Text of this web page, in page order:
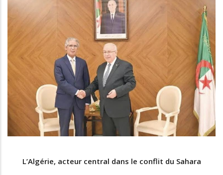
L’Algérie, acteur central dans le conflit du Sahara